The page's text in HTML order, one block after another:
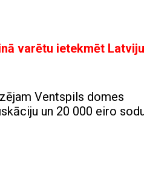
varētu ietekmēt
Ventspils domes
un 20 000 eiro